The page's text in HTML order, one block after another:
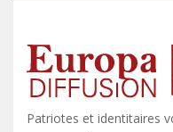
Patriotes et identitaires